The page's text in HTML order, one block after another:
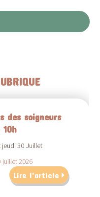
des soigneurs
jeudi 30 Juillet
juillet 2026
Lire l'article